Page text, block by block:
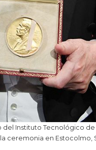
del Instituto Tecnológico de
ceremonia en Estocolmo,